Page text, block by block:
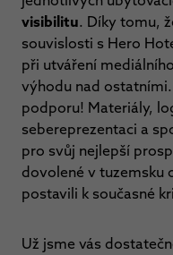
visibilitu. Díky tomu,
souvislosti s Hero
při utváření
výhodu nad
podporu! Materiály,
sebereprezentaci a
pro svůj nejlepší
dovolené v tuzemsku
postavili k současné
Už jsme vás